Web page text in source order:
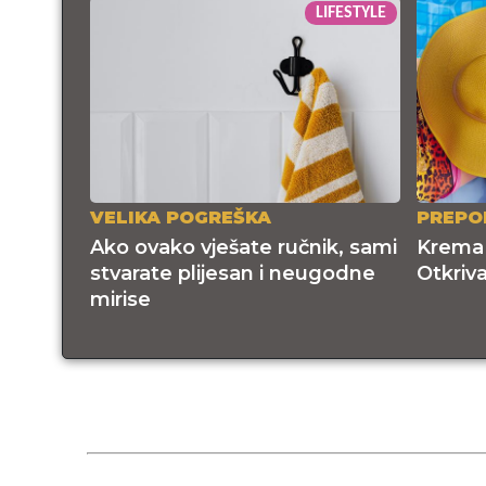
LIFESTYLE
VELIKA POGREŠKA
Ako ovako vješate ručnik, sami
stvarate plijesan i neugodne
mirise